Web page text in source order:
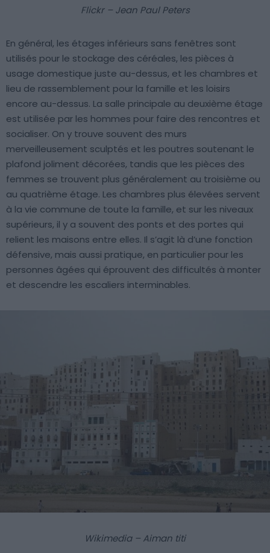
Flickr – Jean Paul Peters
En général, les étages inférieurs sans fenêtres sont
utilisés pour le stockage des céréales, les pièces à
usage domestique juste au-dessus, et les chambres et
lieu de rassemblement pour la famille et les loisirs
encore au-dessus. La salle principale au deuxième étage
est utilisée par les hommes pour faire des rencontres et
socialiser. On y trouve souvent des murs
merveilleusement sculptés et les poutres soutenant le
plafond joliment décorées, tandis que les pièces des
femmes se trouvent plus généralement au troisième ou
au quatrième étage. Les chambres plus élevées servent
à la vie commune de toute la famille, et sur ​​les niveaux
supérieurs, il y a souvent des ponts et des portes qui
relient les maisons entre elles. Il s’agit là d’une fonction
défensive, mais aussi pratique, en particulier pour les
personnes âgées qui éprouvent des difficultés à monter
et descendre les escaliers interminables.
Wikimedia – Aiman titi